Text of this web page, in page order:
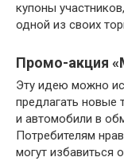
купоны
одной из своих
Промо-акция
Эту идею можно
предлагать новые
и автомобили в
Потребителям
могут избавиться